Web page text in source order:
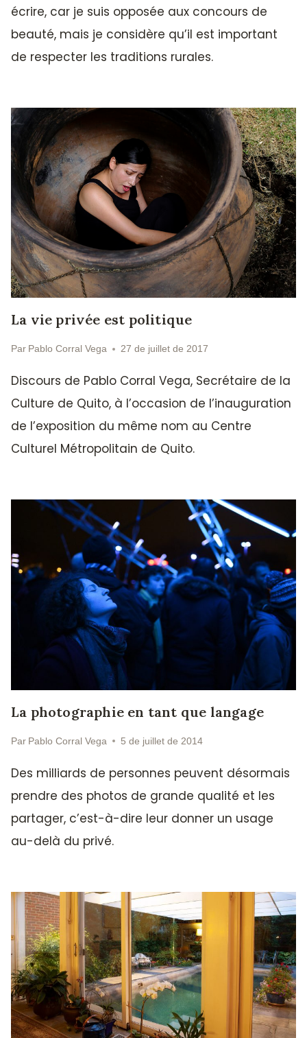
écrire, car je suis opposée aux concours de
beauté, mais je considère qu’il est important
de respecter les traditions rurales.
La vie privée est politique
Par Pablo Corral Vega 27 de juillet de 2017
Discours de Pablo Corral Vega, Secrétaire de la
Culture de Quito, à l’occasion de l’inauguration
de l’exposition du même nom au Centre
Culturel Métropolitain de Quito.
La photographie en tant que langage
Par Pablo Corral Vega 5 de juillet de 2014
Des milliards de personnes peuvent désormais
prendre des photos de grande qualité et les
partager, c’est-à-dire leur donner un usage
au-delà du privé.